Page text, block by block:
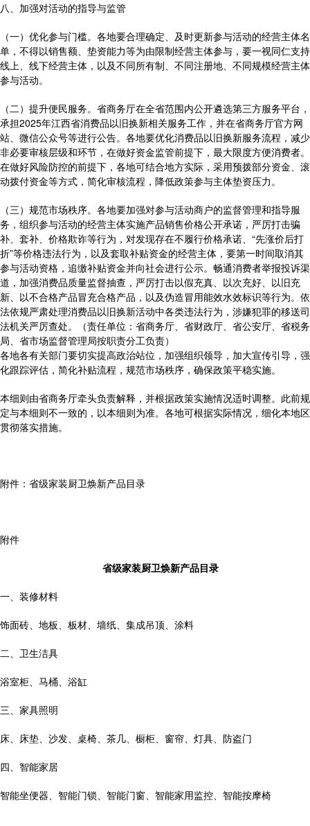
八、加强对活动的指导与监管
（一）优化参与门槛。各地要合理确定、及时更新参与活动的经营主体名
单，不得以销售额、垫资能力等为由限制经营主体参与，要一视同仁支持
线上、线下经营主体，以及不同所有制、不同注册地、不同规模经营主体
参与活动。
（二）提升便民服务。省商务厅在全省范围内公开遴选第三方服务平台，
承担2025年江西省消费品以旧换新相关服务工作，并在省商务厅官方网
站、微信公众号等进行公告。各地要优化消费品以旧换新服务流程，减少
非必要审核层级和环节，在做好资金监管前提下，最大限度方便消费者。
在做好风险防控的前提下，各地可结合地方实际，采用预拨部分资金、滚
动拨付资金等方式，简化审核流程，降低政策参与主体垫资压力。
（三）规范市场秩序。各地要加强对参与活动商户的监督管理和指导服
务，组织参与活动的经营主体实施产品销售价格公开承诺，严厉打击骗
补、套补、价格欺诈等行为，对发现存在不履行价格承诺、“先涨价后打
折”等价格违法行为，以及套取补贴资金的经营主体，要第一时间取消其
参与活动资格，追缴补贴资金并向社会进行公示。畅通消费者举报投诉渠
道，加强消费品质量监督抽查，严厉打击以假充真、以次充好、以旧充
新、以不合格产品冒充合格产品，以及伪造冒用能效水效标识等行为。依
法依规严肃处理消费品以旧换新活动中各类违法行为，涉嫌犯罪的移送司
法机关严厉查处。（责任单位：省商务厅、省财政厅、省公安厅、省税务
局、省市场监督管理局按职责分工负责）
各地各有关部门要切实提高政治站位，加强组织领导，加大宣传引导，强
化跟踪评估，简化补贴流程，规范市场秩序，确保政策平稳实施。
本细则由省商务厅牵头负责解释，并根据政策实施情况适时调整。此前规
定与本细则不一致的，以本细则为准。各地可根据实际情况，细化本地区
贯彻落实措施。
附件：省级家装厨卫焕新产品目录
附件
省级家装厨卫焕新产品目录
一、装修材料
饰面砖、地板、板材、墙纸、集成吊顶、涂料
二、卫生洁具
浴室柜、马桶、浴缸
三、家具照明
床、床垫、沙发、桌椅、茶几、橱柜、窗帘、灯具、防盗门
四、智能家居
智能坐便器、智能门锁、智能门窗、智能家用监控、智能按摩椅